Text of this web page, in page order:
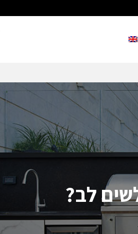
לב?